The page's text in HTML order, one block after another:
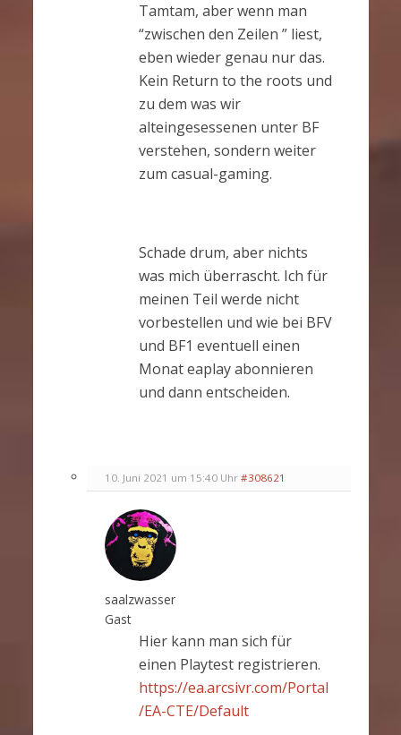
Tamtam, aber wenn man
“zwischen den Zeilen ” liest,
eben wieder genau nur das.
Kein Return to the roots und
zu dem was wir
alteingesessenen unter BF
verstehen, sondern weiter
zum casual-gaming.
Schade drum, aber nichts
was mich überrascht. Ich für
meinen Teil werde nicht
vorbestellen und wie bei BFV
und BF1 eventuell einen
Monat eaplay abonnieren
und dann entscheiden.
10. Juni 2021 um 15:40 Uhr #308621
saalzwasser
Gast
Hier kann man sich für
einen Playtest registrieren.
https://ea.arcsivr.com/Portal
/EA-CTE/Default